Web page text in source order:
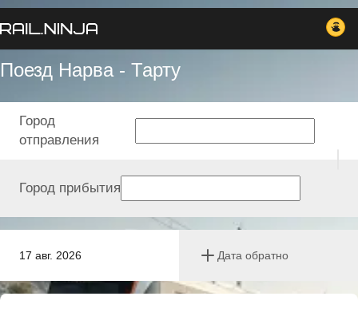
Поезд Нарва - Тарту
17 авг. 2026 Дата обратно
Город
отправления
Город прибытия